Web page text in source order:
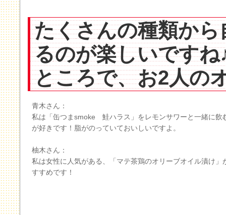
たくさんの種類か
るのが楽しいですね
ところで、お2人の
青木さん：
私は「缶つまsmoke 鮭ハラス」をレモンサワーと一緒に飲
が好きです！脂がのっていておいしいですよ。
柚木さん：
私は女性に人気がある、「マテ茶鶏のオリーブオイル漬け」
すすめです！